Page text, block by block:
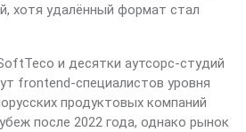
хотя удалённый формат стал
и десятки аутсорс-студий
frontend-специалистов уровня
продуктовых компаний
после 2022 года, однако рынок